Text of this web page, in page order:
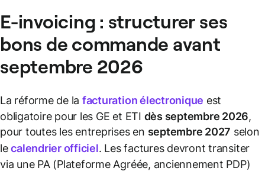
E-invoicing : structurer ses
bons de commande avant
septembre 2026
La réforme de la facturation électronique est
obligatoire pour les GE et ETI dès septembre 2026,
pour toutes les entreprises en septembre 2027 selon
lecalendrier officiel. Les factures devront transiter
via une PA (Plateforme Agréée, anciennement PDP)